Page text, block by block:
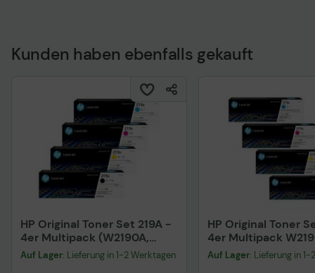
Datenverordnung
Datenverordnung
Kunden haben ebenfalls gekauft
HP Original Toner Set 219A -
4er Multipack (W2190A,
W2191A, W2192A, W2193A)
Auf Lager: Lieferung in 1-2 Werktagen
HP Original Toner
4er Multipack
W2191X, W2192X,
cyan, magenta,
Auf Lager: Lieferung in